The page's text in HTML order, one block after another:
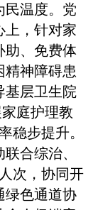
民温度。党
上，针对家
助、免费体
精神障碍患
基层卫生院
庭护理教
稳步提升。
合综治、
次，协同开
绿色通道协